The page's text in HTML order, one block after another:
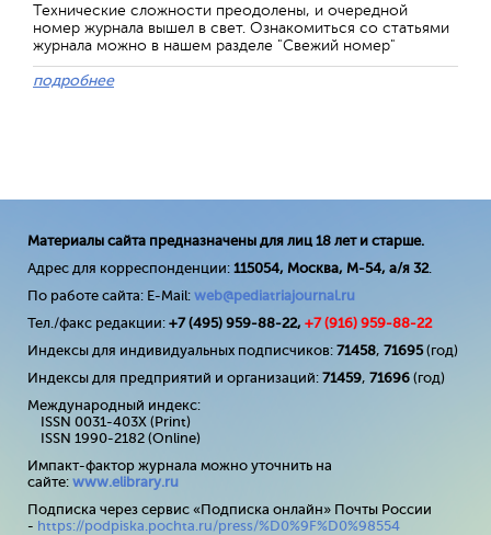
Технические сложности преодолены, и очередной
номер журнала вышел в свет. Ознакомиться со статьями
журнала можно в нашем разделе "Свежий номер"
подробнее
Материалы сайта предназначены для лиц 18 лет и старше.
Адрес для корреспонденции: 115054, Москва, М-54, а/я 32.
По работе сайта: E-Mail: web@pediatriajournal.ru
Тел./факс редакции: +7 (495) 959-88-22, +7 (916) 959-88-22
Индексы для индивидуальных подписчиков: 71458, 71695(год)
Индексы для предприятий и организаций: 71459, 71696 (год)
Международный индекс:
ISSN 0031-403X (Print)
ISSN 1990-2182 (Online)
Импакт-фактор журнала можно уточнить на
сайте: www.elibrary.ru
Подписка через сервис «Подписка онлайн» Почты России
- https://podpiska.pochta.ru/press/%D0%9F%D0%98554